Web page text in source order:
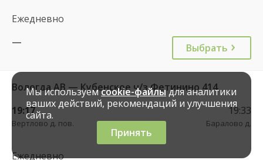
Ежедневно
—
Выбрать
Вологда АВ — Кубенское ч/з Фетинино 414
19:17
Вертлово д. пов.
19:33
Баралово д.
Ежедневно
Мы используемcookie-файлыдля аналитики
ваших действий, рекомендаций и улучшения
сайта.
Принять